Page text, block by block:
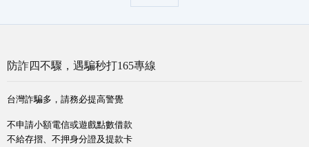
防詐四不驟，遇騙秒打165專線
台灣詐騙多，請務必提高警覺
不申請小額電信或遊戲點數借款
不給存摺、不押身分證及提款卡